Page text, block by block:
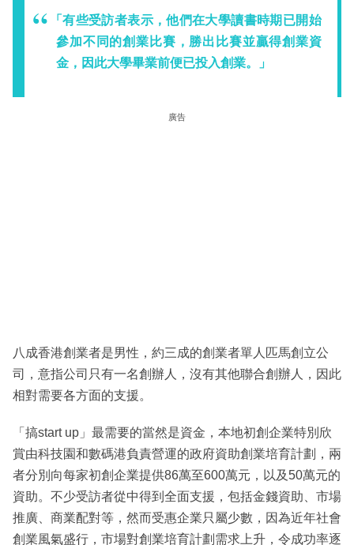
「有些受訪者表示，他們在大學讀書時期已開始
參加不同的創業比賽，勝出比賽並贏得創業資
金，因此大學畢業前便已投入創業。」
廣告
八成香港創業者是男性，約三成的創業者單人匹馬創立公
司，意指公司只有一名創辦人，沒有其他聯合創辦人，因此
相對需要各方面的支援。
「搞start up」最需要的當然是資金，本地初創企業特別欣
賞由科技園和數碼港負責營運的政府資助創業培育計劃，兩
者分別向每家初創企業提供86萬至600萬元，以及50萬元的
資助。不少受訪者從中得到全面支援，包括金錢資助、市場
推廣、商業配對等，然而受惠企業只屬少數，因為近年社會
創業風氣盛行，市場對創業培育計劃需求上升，令成功率逐